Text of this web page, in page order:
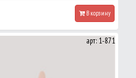
В корзину
арт: 1-871